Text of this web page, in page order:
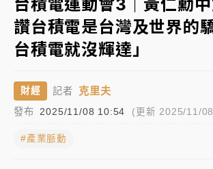
水觀浪恐重罰失血
周末精選｜ 苯駢芘無安全攝取值！致
物醫籲多吃蔬果代謝
《知新聞》揭「運科計畫」人體實驗黑
究！遭監委質疑
台積電運動會3｜黃仁勳中
讚台積電是台灣及世界的
台積電就沒輝達」
財經 記者 克里夫
發布 2025/11/08 10:54 (更新 2025/11/
#產業脈動